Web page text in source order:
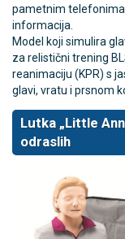
pametnim telefonima
informacija.
Model koji simulira
za relistični trening
reanimaciju (KPR) s
glavi, vratu i prsnom
Lutka „Little
odraslih